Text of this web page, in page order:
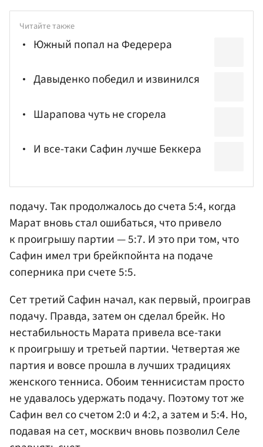
Читайте также
Южный попал на Федерера
Давыденко победил и извинился
Шарапова чуть не сгорела
И все-таки Сафин лучше Беккера
подачу. Так продолжалось до счета 5:4, когда
Марат вновь стал ошибаться, что привело
к проигрышу партии — 5:7. И это при том, что
Сафин имел три брейкпойнта на подаче
соперника при счете 5:5.
Сет третий Сафин начал, как первый, проиграв
подачу. Правда, затем он сделал брейк. Но
нестабильность Марата привела все-таки
к проигрышу и третьей партии. Четвертая же
партия и вовсе прошла в лучших традициях
женского тенниса. Обоим теннисистам просто
не удавалось удержать подачу. Поэтому тот же
Сафин вел со счетом 2:0 и 4:2, а затем и 5:4. Но,
подавая на сет, москвич вновь позволил Селе